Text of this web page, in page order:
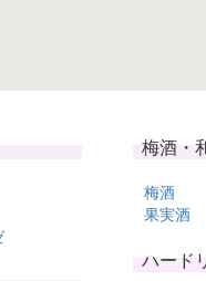
梅酒・
梅酒
果実酒
ハード